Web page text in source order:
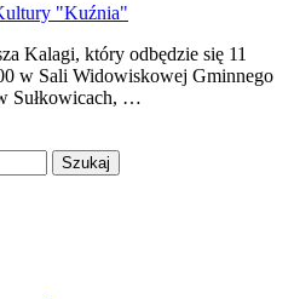
"Kuźnia"
Kalagi, który odbędzie się 11
w Sali Widowiskowej Gminnego
Sułkowicach, …